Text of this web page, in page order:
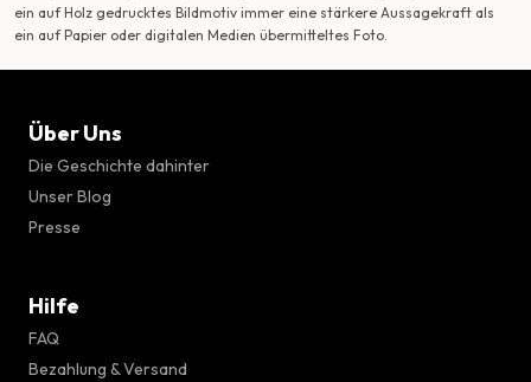
ein auf Holz gedrucktes Bildmotiv immer eine stärkere Aussagekraft als
ein auf Papier oder digitalen Medien übermitteltes Foto.
Über Uns
Die Geschichte dahinter
Unser Blog
Presse
Hilfe
FAQ
Bezahlung & Versand